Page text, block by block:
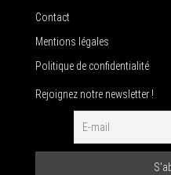
Contact
Mentions légales
Politique de confidentialité
Rejoignez notre newsletter !